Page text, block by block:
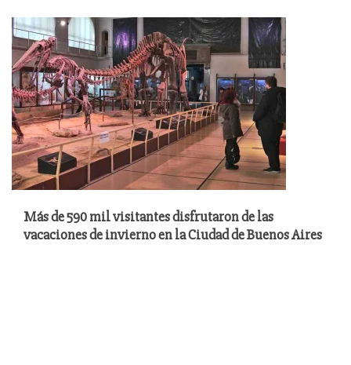
Más de 590 mil visitantes disfrutaron de las
vacaciones de invierno en la Ciudad de Buenos Aires